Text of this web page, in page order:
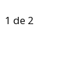
1 de 2